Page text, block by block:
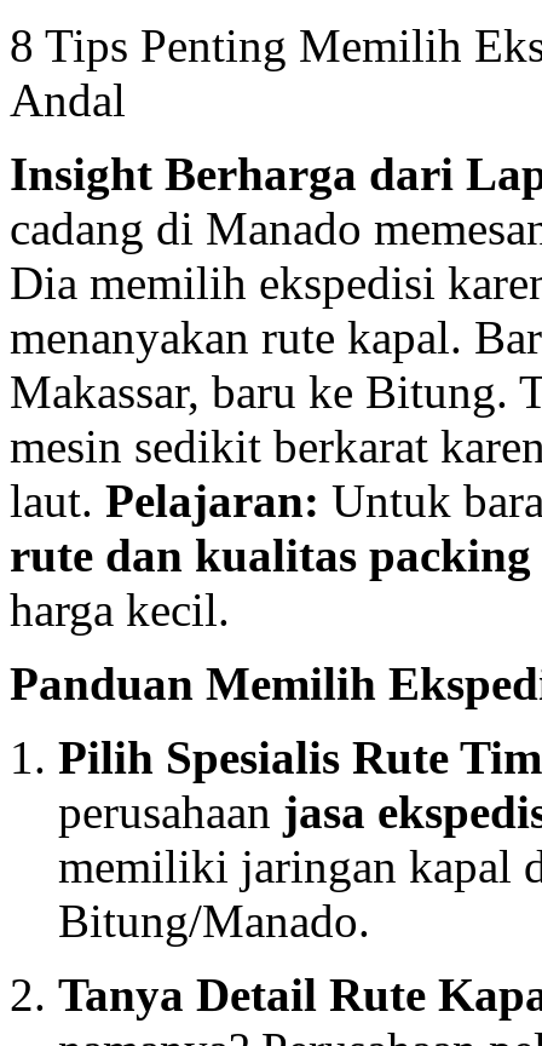
8 Tips Penting Memilih
Andal
Insight Berharga dari
cadang di Manado
Dia memilih ekspedisi
menanyakan rute kapal.
Makassar, baru ke Bitung.
mesin sedikit berkarat
laut. Pelajaran: Untuk
rute dan kualitas packing
harga kecil.
Panduan Memilih
Pilih Spesialis Rute
perusahaan jasa
memiliki jaringan kapal
Bitung/Manado.
Tanya Detail Rute